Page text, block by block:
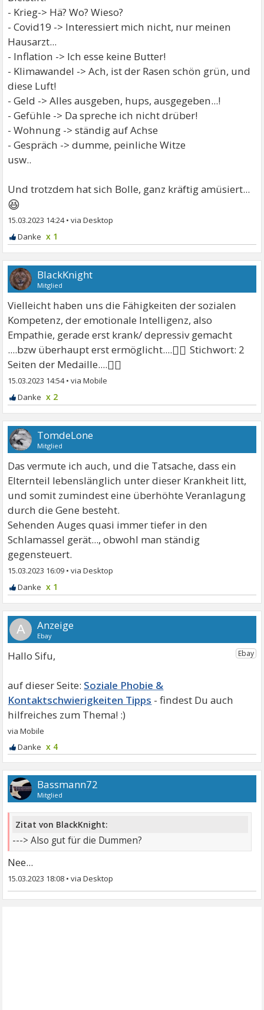
- Krieg-> Hä? Wo? Wieso?
- Covid19 -> Interessiert mich nicht, nur meinen
Hausarzt...
- Inflation -> Ich esse keine Butter!
- Klimawandel -> Ach, ist der Rasen schön grün, und
diese Luft!
- Geld -> Alles ausgeben, hups, ausgegeben...!
- Gefühle -> Da spreche ich nicht drüber!
- Wohnung -> ständig auf Achse
- Gespräch -> dumme, peinliche Witze
usw..
Und trotzdem hat sich Bolle, ganz kräftig amüsiert...
😆
15.03.2023 14:24•
x 1
BlackKnight
Mitglied
Vielleicht haben uns die Fähigkeiten der sozialen
Kompetenz, der emotionale Intelligenz, also
Empathie, gerade erst krank/ depressiv gemacht
....bzw überhaupt erst ermöglicht....🤷‍♂ Stichwort: 2
Seiten der Medaille....🤷‍♂
15.03.2023 14:54•
x 2
TomdeLone
Mitglied
Das vermute ich auch, und die Tatsache, dass ein
Elternteil lebenslänglich unter dieser Krankheit litt,
und somit zumindest eine überhöhte Veranlagung
durch die Gene besteht.
Sehenden Auges quasi immer tiefer in den
Schlamassel gerät..., obwohl man ständig
gegensteuert.
15.03.2023 16:09 •
x 1
A
Hallo Sifu,
Soziale Phobie &
Kontaktschwierigkeiten Tipps
x 4
Bassmann72
Mitglied
Zitat von BlackKnight:
---> Also gut für die Dummen?
Nee...
15.03.2023 18:08 •